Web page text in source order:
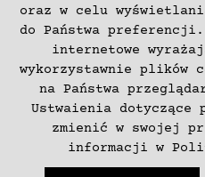
oraz w celu
do Państwa
internetowe
wykorzystawnie plików
na Państwa
Ustwaienia dotyczące
zmienić w swojej
informacji w
Płatności
Regulamin
Polityka prywatności
Deklaracja dostępności